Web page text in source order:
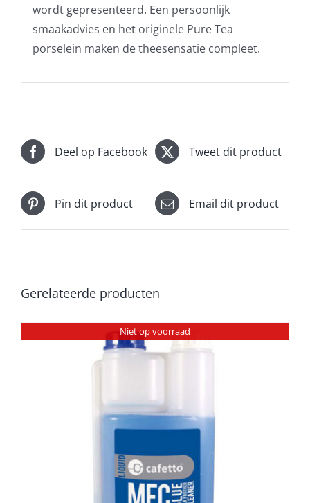
wordt gepresenteerd. Een persoonlijk
smaakadvies en het originele Pure Tea
porselein maken de theesensatie compleet.
Deel op Facebook Tweet dit product
Pin dit product Email dit product
Gerelateerde producten
Niet op voorraad